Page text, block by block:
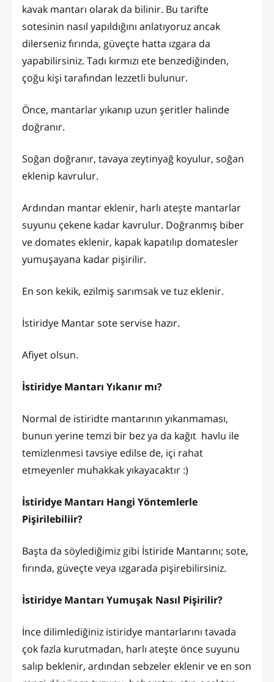
kavak mantarı olarak da bilinir. Bu tarifte
sotesinin nasıl yapıldığını anlatıyoruz ancak
dilerseniz fırında, güveçte hatta ızgara da
yapabilirsiniz. Tadı kırmızı ete benzediğinden,
çoğu kişi tarafından lezzetli bulunur.
Önce, mantarlar yıkanıp uzun şeritler halinde
doğranır.
Soğan doğranır, tavaya zeytinyağ koyulur, soğan
eklenip kavrulur.
Ardından mantar eklenir, harlı ateşte mantarlar
suyunu çekene kadar kavrulur. Doğranmış biber
ve domates eklenir, kapak kapatılıp domatesler
yumuşayana kadar pişirilir.
En son kekik, ezilmiş sarımsak ve tuz eklenir.
İstiridye Mantar sote servise hazır.
Afiyet olsun.
İstiridye Mantarı Yıkanır mı?
Normal de istiridte mantarının yıkanmaması,
bunun yerine temzi bir bez ya da kağıt havlu ile
temizlenmesi tavsiye edilse de, içi rahat
etmeyenler muhakkak yıkayacaktır :)
İstiridye Mantarı Hangi Yöntemlerle
Pişirilebiliir?
Başta da söylediğimiz gibi İstiride Mantarını; sote,
fırında, güveçte veya ızgarada pişirebilirsiniz.
İstiridye Mantarı Yumuşak Nasıl Pişirilir?
İnce dilimlediğiniz istiridye mantarlarını tavada
çok fazla kurutmadan, harlı ateşte önce suyunu
salıp beklenir, ardından sebzeler eklenir ve en son